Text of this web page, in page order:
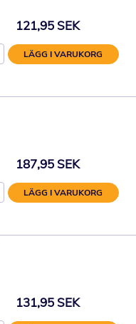
121,95 SEK
LÄGG I VARUKORG
187,95 SEK
LÄGG I VARUKORG
131,95 SEK